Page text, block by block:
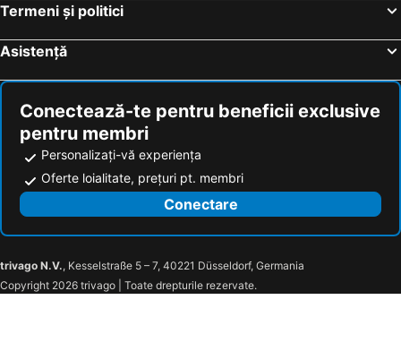
Termeni și politici
Asistență
Conectează-te pentru beneficii exclusive
pentru membri
Personalizați-vă experiența
Oferte loialitate, prețuri pt. membri
Conectare
trivago N.V., Kesselstraße 5 – 7, 40221 Düsseldorf, Germania
Copyright 2026 trivago | Toate drepturile rezervate.